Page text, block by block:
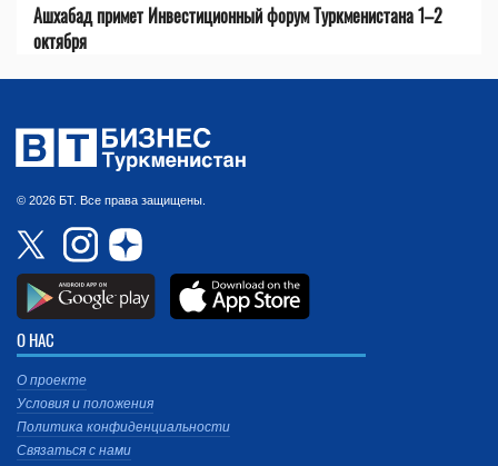
Ашхабад примет Инвестиционный форум Туркменистана 1–2
октября
© 2026 БТ. Все права защищены.
О НАС
О проекте
Условия и положения
Политика конфиденциальности
Связаться с нами